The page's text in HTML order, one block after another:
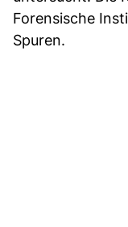
Forensische
Spuren.